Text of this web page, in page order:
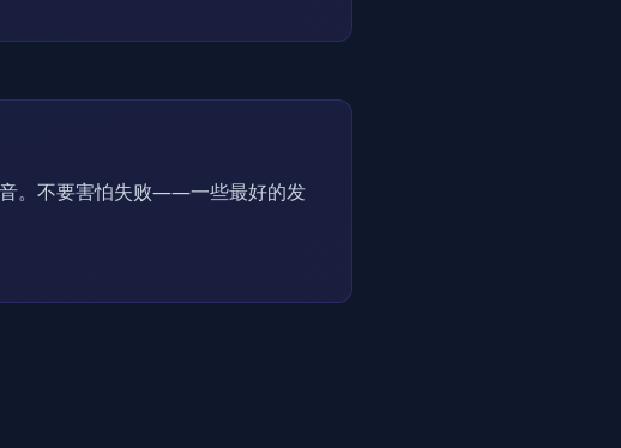
。不要害怕失败——一些最好的发